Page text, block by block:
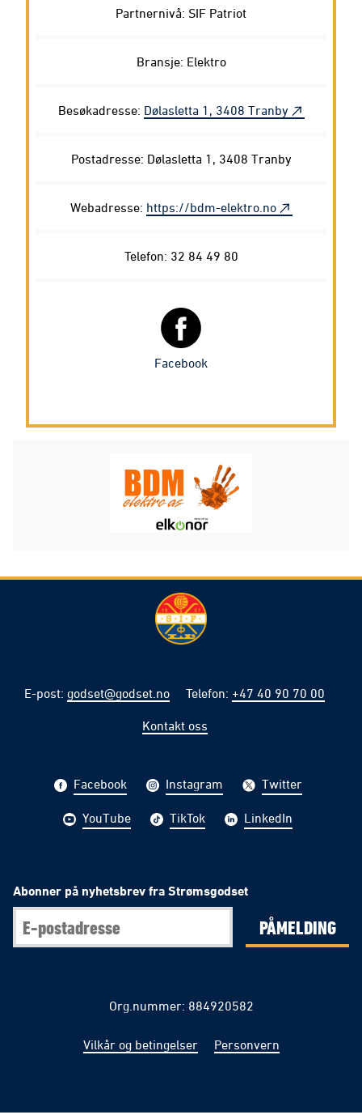
Partnernivå: SIF Patriot
Bransje: Elektro
Besøkadresse: Dølasletta 1, 3408 Tranby
Postadresse: Dølasletta 1, 3408 Tranby
Webadresse: https://bdm-elektro.no
Telefon: 32 84 49 80
Facebook
E-post: godset@godset.no Telefon: +47 40 90 70 00
Kontakt oss
Facebook Instagram Twitter
YouTube TikTok LinkedIn
Abonner på nyhetsbrev fra Strømsgodset
PÅMELDING
Org.nummer: 884920582
Vilkår og betingelser Personvern